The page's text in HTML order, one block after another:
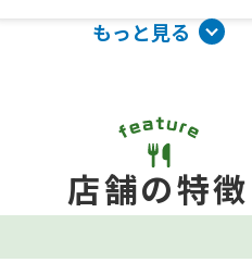
・キャラメルソースもっと見る
店舗の特徴